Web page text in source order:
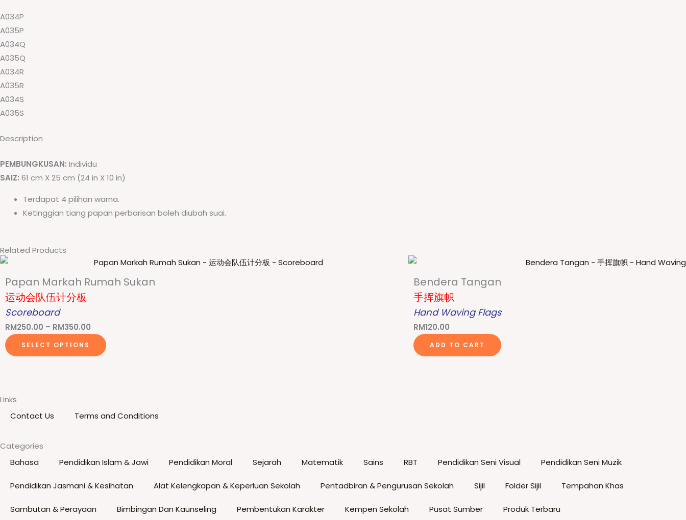
A034P
A035P
A034Q
A035Q
A034R
A035R
A034S
A035S
Description
PEMBUNGKUSAN: Individu
SAIZ: 61 cm X 25 cm (24 in X 10 in)
Terdapat 4 pilihan warna.
Ketinggian tiang papan perbarisan boleh diubah suai.
Related Products
Papan Markah Rumah Sukan
运动会队伍计分板
Scoreboard
RM250.00 – RM350.00
range:
RM250.00
SELECT OPTIONS
This
chosen
the
product
Bendera Tangan
手挥旗帜
Hand Waving Flags
RM120.00
ADD TO CART
Links
Contact Us
Terms and Conditions
Categories
Bahasa
Pendidikan Islam & Jawi Pendidikan Moral Sejarah Matematik Sains RBT Pendidikan Seni Visual Pendidikan Seni Muzik
Pendidikan Jasmani & Kesihatan Alat Kelengkapan & Keperluan Sekolah Pentadbiran & Pengurusan Sekolah Sijil Folder Sijil Tempahan Khas
Sambutan & Perayaan Bimbingan Dan Kaunseling Pembentukan Karakter Kempen Sekolah Pusat Sumber Produk Terbaru